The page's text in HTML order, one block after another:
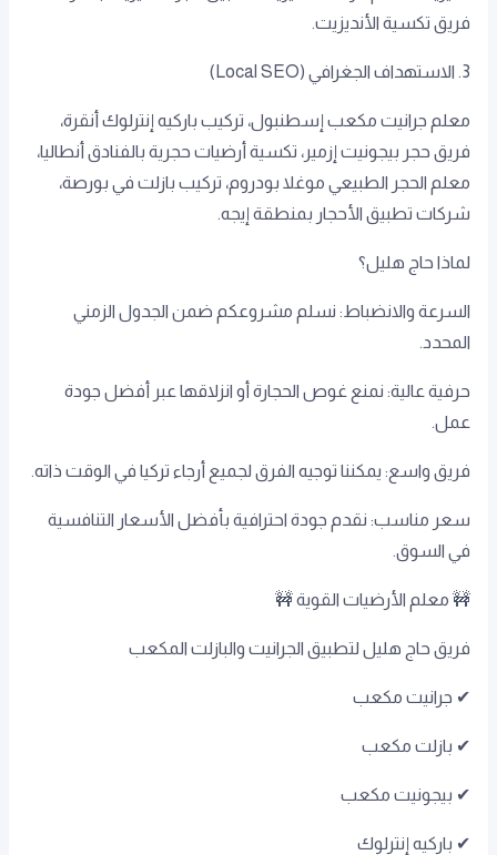
فريق تكسية الأنديزيت.
3. الاستهداف الجغرافي (Local SEO)
معلم جرانيت مكعب إسطنبول، تركيب باركيه إنترلوك أنقرة،
فريق حجر بيجونيت إزمير، تكسية أرضيات حجرية بالفنادق أنطاليا،
معلم الحجر الطبيعي موغلا بودروم، تركيب بازلت في بورصة،
شركات تطبيق الأحجار بمنطقة إيجه.
لماذا حاج هليل؟
السرعة والانضباط: نسلم مشروعكم ضمن الجدول الزمني
المحدد.
حرفية عالية: نمنع غوص الحجارة أو انزلاقها عبر أفضل جودة
عمل.
فريق واسع: يمكننا توجيه الفرق لجميع أرجاء تركيا في الوقت ذاته.
سعر مناسب: نقدم جودة احترافية بأفضل الأسعار التنافسية
في السوق.
🚧 معلم الأرضيات القوية 🚧
فريق حاج هليل لتطبيق الجرانيت والبازلت المكعب
✔ جرانيت مكعب
✔ بازلت مكعب
✔ بيجونيت مكعب
✔ باركيه إنترلوك